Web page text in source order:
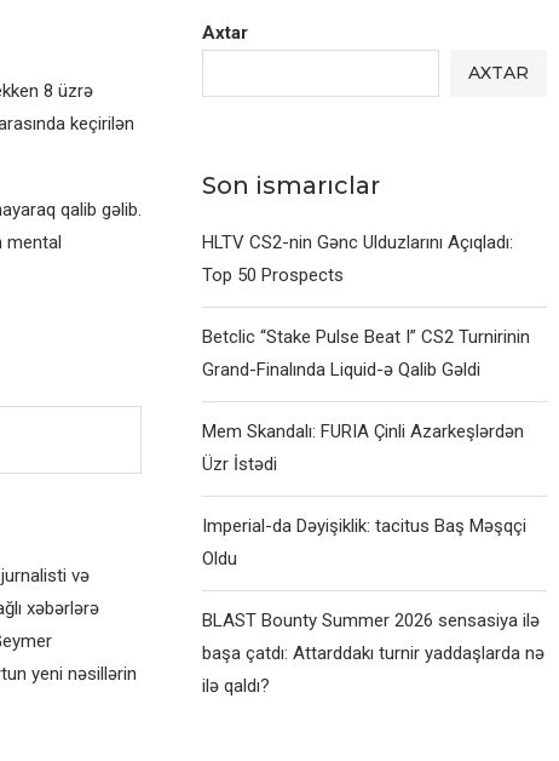
8 üzrə
keçirilən
qalib gəlib.
mental
və
xəbərlərə
yeni nəsillərin
Axtar
AXTAR
Son ismarıclar
HLTV CS2-nin Gənc Ulduzlarını Açıqladı:
Top 50 Prospects
Betclic “Stake Pulse Beat I” CS2 Turnirinin
Grand-Finalında Liquid-ə Qalib Gəldi
Mem Skandalı: FURIA Çinli Azarkeşlərdən
Üzr İstədi
Imperial-da Dəyişiklik: tacitus Baş Məşqçi
Oldu
BLAST Bounty Summer 2026 sensasiya ilə
başa çatdı: Attarddakı turnir yaddaşlarda nə
ilə qaldı?